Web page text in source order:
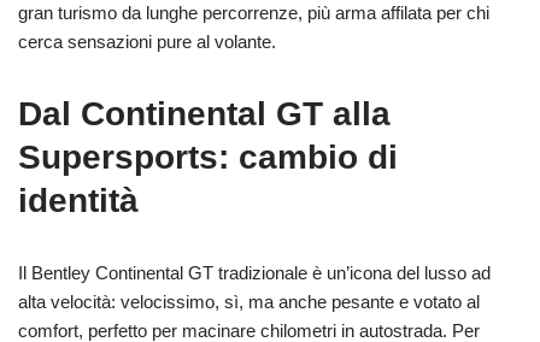
gran turismo da lunghe percorrenze, più arma affilata per chi
cerca sensazioni pure al volante.
Dal Continental GT alla
Supersports: cambio di
identità
Il Bentley Continental GT tradizionale è un’icona del lusso ad
alta velocità: velocissimo, sì, ma anche pesante e votato al
comfort, perfetto per macinare chilometri in autostrada. Per